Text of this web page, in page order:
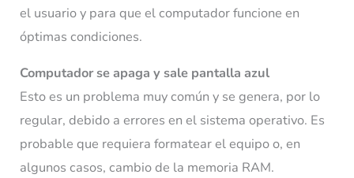
el usuario y para que el computador funcione en
óptimas condiciones.
Computador se apaga y sale pantalla azul
Esto es un problema muy común y se genera, por lo
regular, debido a errores en el sistema operativo. Es
probable que requiera formatear el equipo o, en
algunos casos, cambio de la memoria RAM.